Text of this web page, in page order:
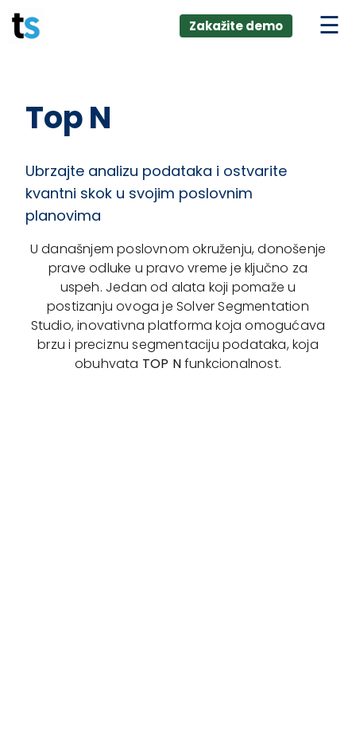
Skip
to
AI +
Zakažite demo
Top N
Ubrzajte analizu podataka i ostvarite
kvantni skok u svojim poslovnim
planovima
U današnjem poslovnom okruženju, donošenje
prave odluke u pravo vreme je ključno za
uspeh. Jedan od alata koji pomaže u
postizanju ovoga je Solver Segmentation
Studio, inovativna platforma koja omogućava
brzu i preciznu segmentaciju podataka, koja
obuhvata TOP Nfunkcionalnost.